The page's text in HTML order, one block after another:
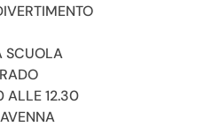
SCUOLA
ALLE 12.30